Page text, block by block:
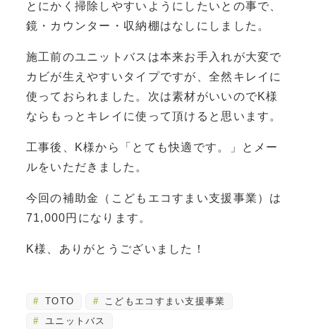
とにかく掃除しやすいようにしたいとの事で、
鏡・カウンター・収納棚はなしにしました。
施工前のユニットバスは本来お手入れが大変で
カビが生えやすいタイプですが、全然キレイに
使っておられました。次は素材がいいのでK様
ならもっとキレイに使って頂けると思います。
工事後、K様から「とても快適です。」とメー
ルをいただきました。
今回の補助金（こどもエコすまい支援事業）は
71,000円になります。
K様、ありがとうございました！
TOTO
こどもエコすまい支援事業
ユニットバス